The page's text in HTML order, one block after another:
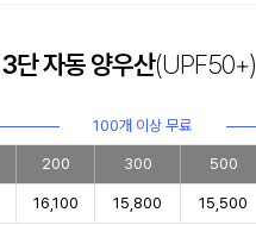
단 자동 양우산(UPF50+)
100개 이상 무료
200 300 500
16,100 15,800 15,500